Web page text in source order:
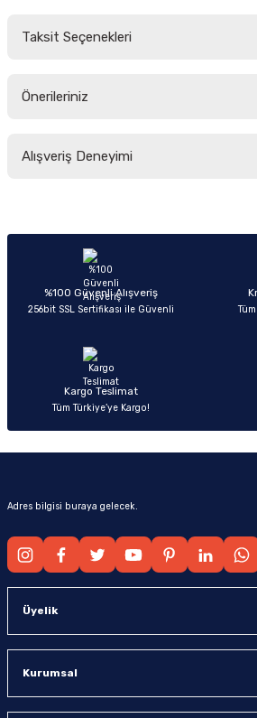
Taksit Seçenekleri
Önerileriniz
yetersiz gördüğünüz noktaları öneri
Ürün açıklamasında eksik bilgiler bulunuyor.
Ürün bilgilerinde hatalar bulunuyor.
Ürün fiyatı diğer sitelerden daha pahalı.
Alışveriş Deneyimi
Sitemize ilk yorumu siz
%100 Güvenli Alışveriş
256bit SSL Sertifikası ile Güvenli
Kargo Teslimat
Tüm Türkiye’ye Kargo!
Adres bilgisi buraya gelecek.
Üyelik
Kurumsal